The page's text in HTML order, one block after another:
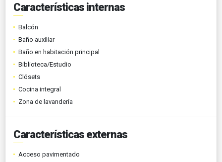
Características internas
Balcón
Baño auxiliar
Baño en habitación principal
Biblioteca/Estudio
Clósets
Cocina integral
Zona de lavandería
Características externas
Acceso pavimentado